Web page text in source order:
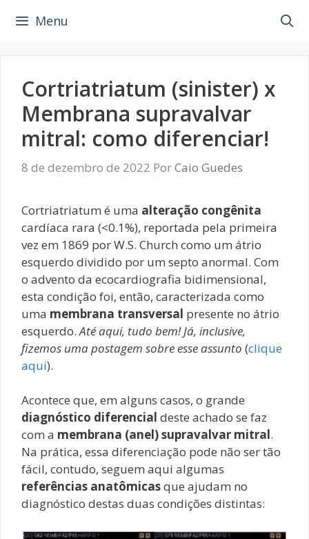
para
Menu
Cortriatriatum (sinister) x
Membrana supravalvar
mitral: como diferenciar!
8 de dezembro de 2022 PorCaio Guedes
Cortriatriatum é uma alteração congênita
cardíaca rara (<0.1%), reportada pela primeira
vez em 1869 por W.S. Church como um átrio
esquerdo dividido por um septo anormal. Com
o advento da ecocardiografia bidimensional,
esta condição foi, então, caracterizada como
uma membrana transversal presente no átrio
esquerdo.Até aqui, tudo bem! Já, inclusive,
fizemos uma postagem sobre esse assunto (clique
aqui).
Acontece que, em alguns casos, o grande
diagnóstico diferencial deste achado se faz
com a membrana (anel) supravalvar mitral.
Na prática, essa diferenciação pode não ser tão
fácil, contudo, seguem aqui algumas
referências anatômicasque ajudam no
diagnóstico destas duas condições distintas: